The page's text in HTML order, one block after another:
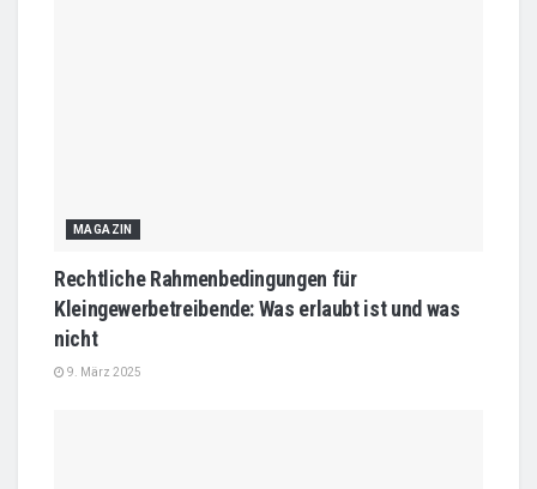
MAGAZIN
Rechtliche Rahmenbedingungen für
Kleingewerbetreibende: Was erlaubt ist und was
nicht
9. März 2025